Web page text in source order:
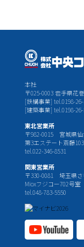
本社
〒025-0003 岩手県花
[鉄構事業] tel.0198-
[建築事業] tel.0198-
東北営業所
〒982-0015 宮城県
第3エステート斎藤
tel.022-346-8531
関東営業所
〒330-0081 埼玉県
Mioxフジコー702号室
tel.048-783-5550